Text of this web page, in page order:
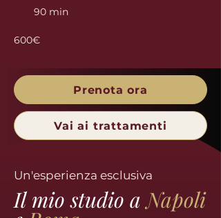
90 min
600€
Prenota ora
Vai ai trattamenti
Un'esperienza esclusiva
Il mio studio aNapoli